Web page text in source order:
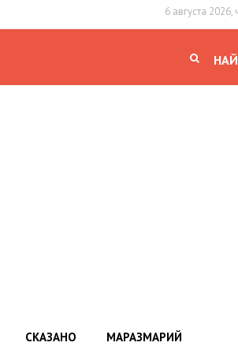
6 августа 2026,
СКАЗАНО МАРАЗМАРИЙ